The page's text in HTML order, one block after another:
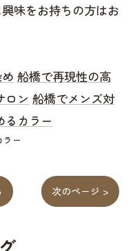
味をお持ちの方はお
船橋で再現性の高
ロン 船橋でメンズ対
るカラー
ラー
次のページ >